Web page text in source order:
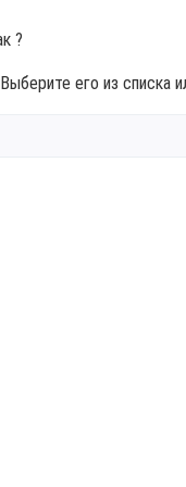
?
его из списка
(ПОД